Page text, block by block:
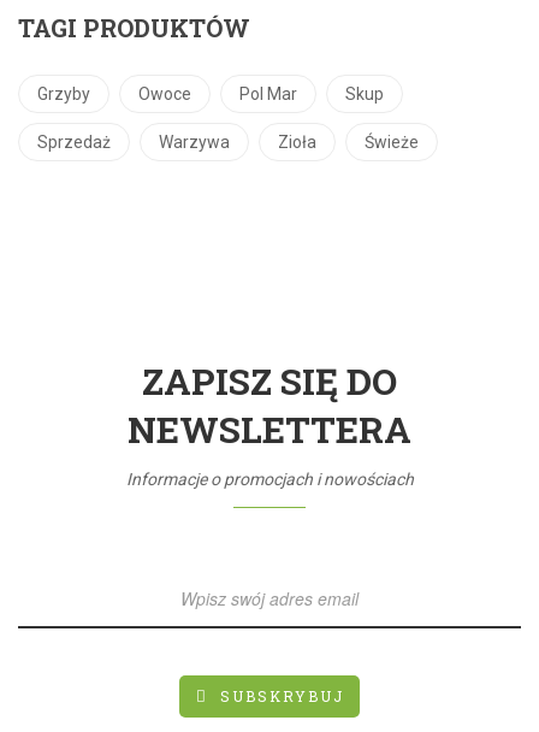
TAGI PRODUKTÓW
Grzyby Owoce Pol Mar Skup
Sprzedaż Warzywa Zioła Świeże
ZAPISZ SIĘ DO
NEWSLETTERA
Informacje o promocjach i nowościach
SUBSKRYBUJ